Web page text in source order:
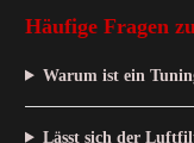
Häufige Fragen
Warum ist ein
Lässt sich der